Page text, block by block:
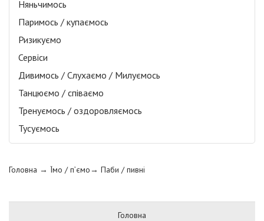
Няньчимось
Паримось / купаємось
Ризикуємо
Сервіси
Дивимось / Слухаємо / Милуємось
Танцюємо / співаємо
Тренуємось / оздоровляємось
Тусуємось
Головна → Їмо / п’ємо→ Паби / пивні
Головна